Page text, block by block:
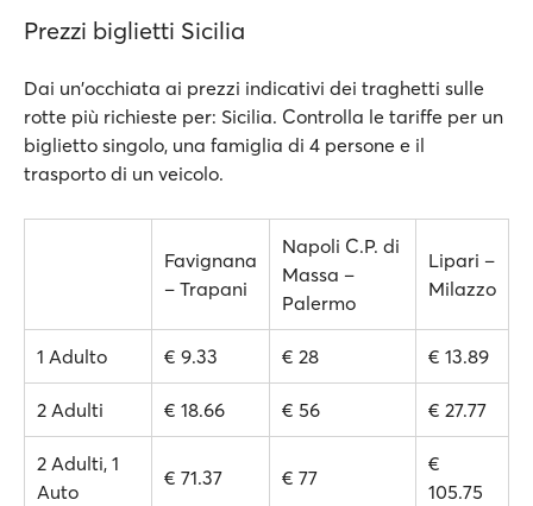
Prezzi biglietti Sicilia
Dai un'occhiata ai prezzi indicativi dei traghetti sulle
rotte più richieste per: Sicilia. Controlla le tariffe per un
biglietto singolo, una famiglia di 4 persone e il
trasporto di un veicolo.
Favignana
– Trapani
Napoli C.P. di
Massa –
Palermo
Lipari –
Milazzo
1 Adulto € 9.33 € 28 € 13.89
2 Adulti € 18.66 € 56 € 27.77
2 Adulti, 1
Auto
€ 71.37 € 77
€
105.75